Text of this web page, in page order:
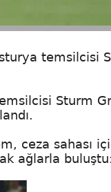
temsilcisi
Sturm
ceza sahası
ağlarla